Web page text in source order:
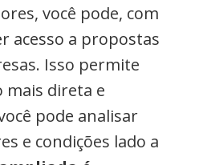
você pode, com
acesso a propostas
Isso permite
mais direta e
pode analisar
e condições lado a